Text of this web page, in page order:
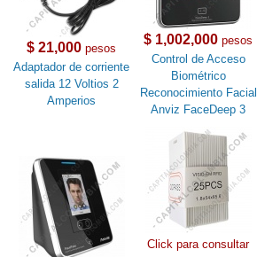
$ 21,000 pesos
Adaptador de corriente
salida 12 Voltios 2
Amperios
$ 1,002,000 pesos
Control de Acceso
Biométrico
Reconocimiento Facial
Anviz FaceDeep 3
Click para consultar